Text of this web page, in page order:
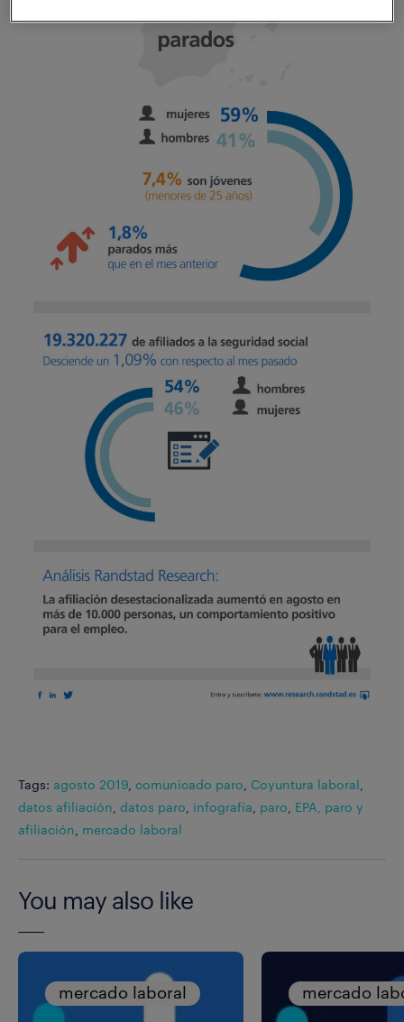
Tags: agosto 2019 comunicado paro Coyuntura laboral
datos afiliación datos paro infografía paro EPA, paro y
afiliación mercado laboral
You may also like
mercado laboral mercado